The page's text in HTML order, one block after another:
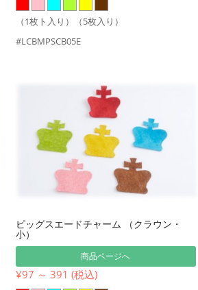
（1枚ト入り）（5枚入り）
#LCBMPSCB05E
ピッグスエードチャーム （クラウン・
小）
商品ページへ
¥97 ～ 391 (税込)